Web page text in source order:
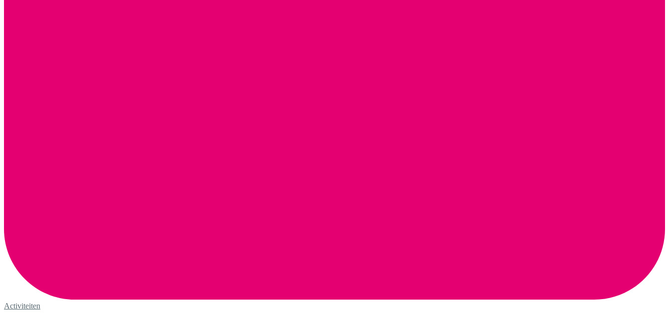
Activiteiten